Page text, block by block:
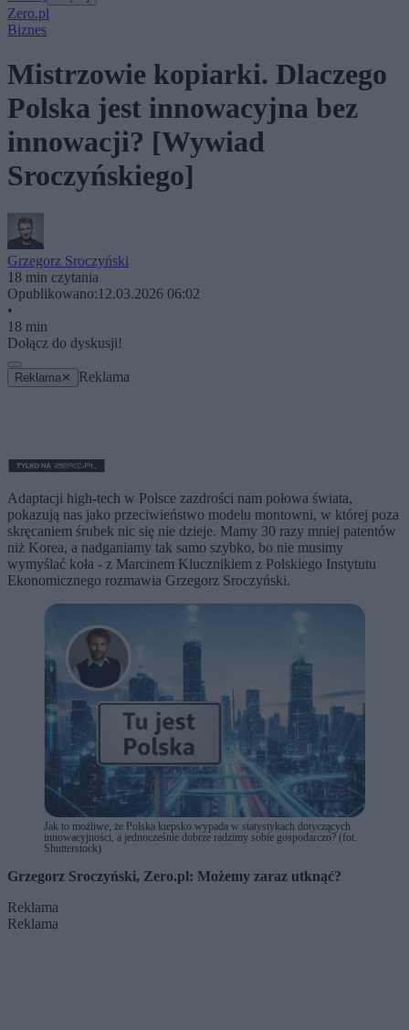
Zero.pl
Biznes
Mistrzowie kopiarki. Dlaczego
Polska jest innowacyjna bez
innowacji? [Wywiad
Sroczyńskiego]
Grzegorz Sroczyński
18 min czytania
Opublikowano:12.03.2026 06:02
•
18 min
Dołącz do dyskusji!
Reklama ✕ Reklama
Adaptacji high-tech w Polsce zazdrości nam połowa świata,
pokazują nas jako przeciwieństwo modelu montowni, w której poza
skręcaniem śrubek nic się nie dzieje. Mamy 30 razy mniej patentów
niż Korea, a nadganiamy tak samo szybko, bo nie musimy
wymyślać koła - z Marcinem Klucznikiem z Polskiego Instytutu
Ekonomicznego rozmawia Grzegorz Sroczyński.
Jak to możliwe, że Polska kiepsko wypada w statystykach dotyczących
innowacyjności, a jednocześnie dobrze radzimy sobie gospodarczo? (fot.
Shutterstock)
Grzegorz Sroczyński, Zero.pl: Możemy zaraz utknąć?
Reklama
Reklama